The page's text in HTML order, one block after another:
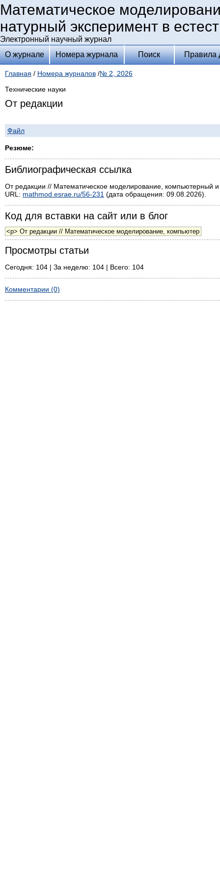
Математическое
натурный эксперимент в
Электронный научный журнал
О журнале
Номера журнала Поиск Правила
Главная / Номера журналов /№ 2, 2026
Технические науки
От редакции
Файл
Резюме:
Библиографическая ссылка
От редакции // Математическое моделирование, компьютерный
URL: mathmod.esrae.ru/56-231 (дата обращения: 09.08.2026).
Код для вставки на сайт или в блог
Просмотры статьи
Сегодня: 104 | За неделю: 104 | Всего: 104
Комментарии (0)